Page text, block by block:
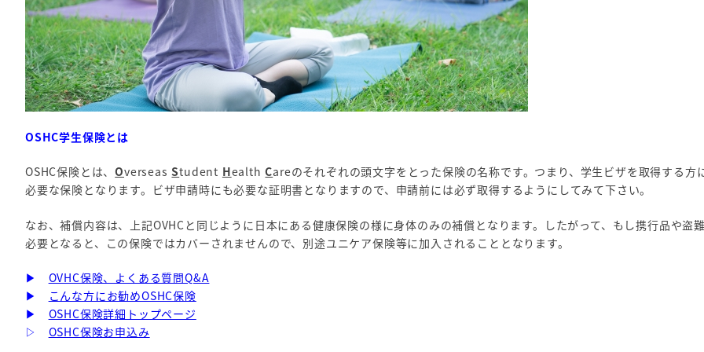
OSHC学生保険とは
OSHC保険とは、OverseasStudent HealthCareのそれぞれの頭文字をとった保険の名称です。つまり、学生ビザを取得する方
必要な保険となります。ビザ申請時にも必要な証明書となりますので、申請前には必ず取得するようにしてみて下さい。
なお、補償内容は、上記OVHCと同じように日本にある健康保険の様に身体のみの補償となります。したがって、もし携行品や盗
必要となると、この保険ではカバーされませんので、別途ユニケア保険等に加入されることとなります。
▶
OVHC保険、よくある質問Q&A
▶
こんな方にお勧めOSHC保険
▶ OSHC保険詳細トップページ
▷
OSHC保険お申込み